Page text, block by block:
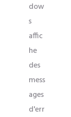
dow
s
affic
he
des
mess
ages
d'err